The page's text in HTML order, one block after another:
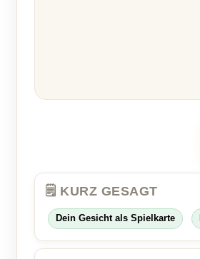
🗒️ KURZ GESAGT
Dein Gesicht als Spielkarte